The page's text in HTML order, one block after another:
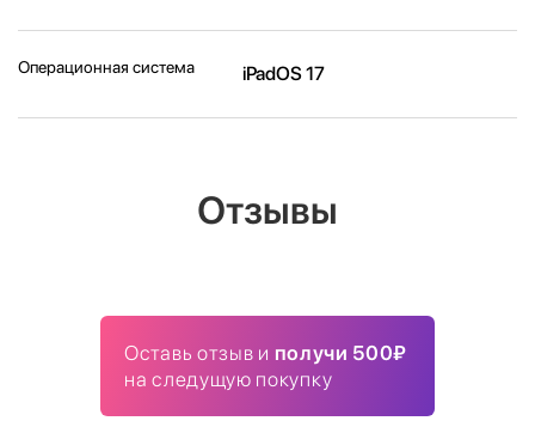
Операционная система iPadOS 17
Отзывы
Оставь отзыв и получи 500₽
на следущую покупку